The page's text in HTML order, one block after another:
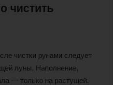
чистить
чистки рунами следует
луны. Наполнение,
— только на растущей.